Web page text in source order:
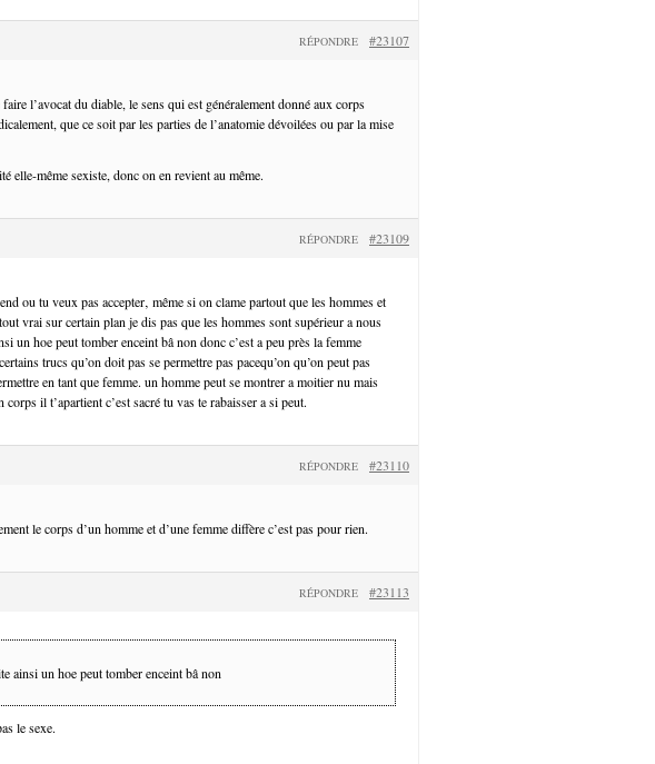
#23107
RÉPONDRE
l’avocat du diable, le sens qui est généralement donné aux corps
que ce soit par les parties de l’anatomie dévoilées ou par la mise
elle-même sexiste, donc on en revient au même.
#23109
RÉPONDRE
ou tu veux pas accepter‚ même si on clame partout que les hommes et
vrai sur certain plan je dis pas que les hommes sont supérieur a nous
un hoe peut tomber enceint bâ non donc c’est a peu près la femme
trucs qu’on doit pas se permettre pas pacequ’on qu’on peut pas
en tant que femme. un homme peut se montrer a moitier nu mais
il t’apartient c’est sacré tu vas te rabaisser a si peut.
#23110
RÉPONDRE
le corps d’un homme et d’une femme diffère c’est pas pour rien.
#23113
RÉPONDRE
ainsi un hoe peut tomber enceint bâ non
le sexe.